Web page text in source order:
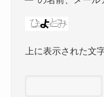
上に表示された文